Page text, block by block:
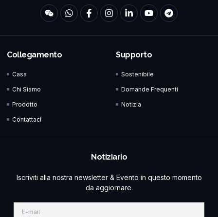
Collegamento
Casa
Chi Siamo
Prodotto
Contattaci
Supporto
Sostenibile
Domande Frequenti
Notizia
Notiziario
Iscriviti alla nostra newsletter & Evento in questo momento
da aggiornare.